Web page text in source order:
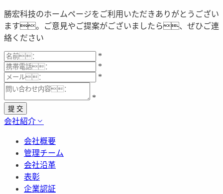
勝宏科技のホームページをご利用いただきありがとうござい
ます。ご意見やご提案がございましたら、ぜひご連
絡ください
*
*
*
*
提 交
会社紹介
会社概要
管理チーム
会社沿革
表彰
企業認証